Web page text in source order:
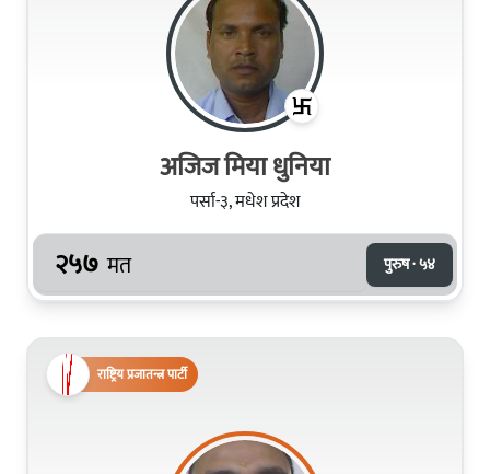
अजिज मिया धुनिया
पर्सा-३, मधेश प्रदेश
२५७ मत पुरुष · ५४
राष्ट्रिय प्रजातन्त्र पार्टी